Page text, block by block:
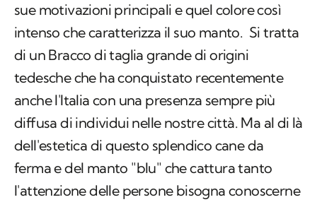
sue motivazioni principali e quel colore così
intenso che caratterizza il suo manto. Si tratta
di un Bracco di taglia grande di origini
tedesche che ha conquistato recentemente
anche l'Italia con una presenza sempre più
diffusa di individui nelle nostre città. Ma al di là
dell'estetica di questo splendico cane da
ferma e del manto "blu" che cattura tanto
l'attenzione delle persone bisogna conoscerne